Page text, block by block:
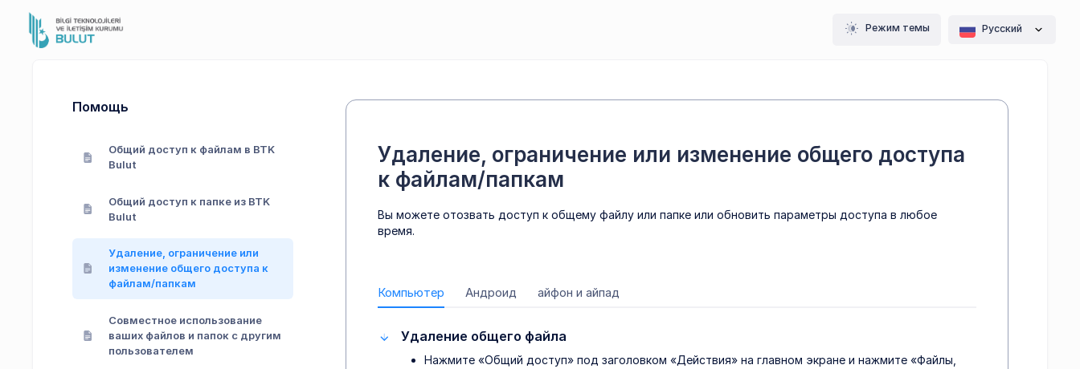
Режим темы Pусский
Помощь
Общий доступ к файлам в BTK
Bulut
Общий доступ к папке из BTK
Bulut
Удаление, ограничение или
изменение общего доступа к
файлам/папкам
Совместное использование
ваших файлов и папок с другим
пользователем
Удаление, ограничение или изменение общего доступа
к файлам/папкам
Вы можете отозвать доступ к общему файлу или папке или обновить параметры доступа в любое
время.
Компьютер Андроид айфон и айпад
Удаление общего файла
Нажмите «Общий доступ» под заголовком «Действия» на главном экране и нажмите «Файлы,